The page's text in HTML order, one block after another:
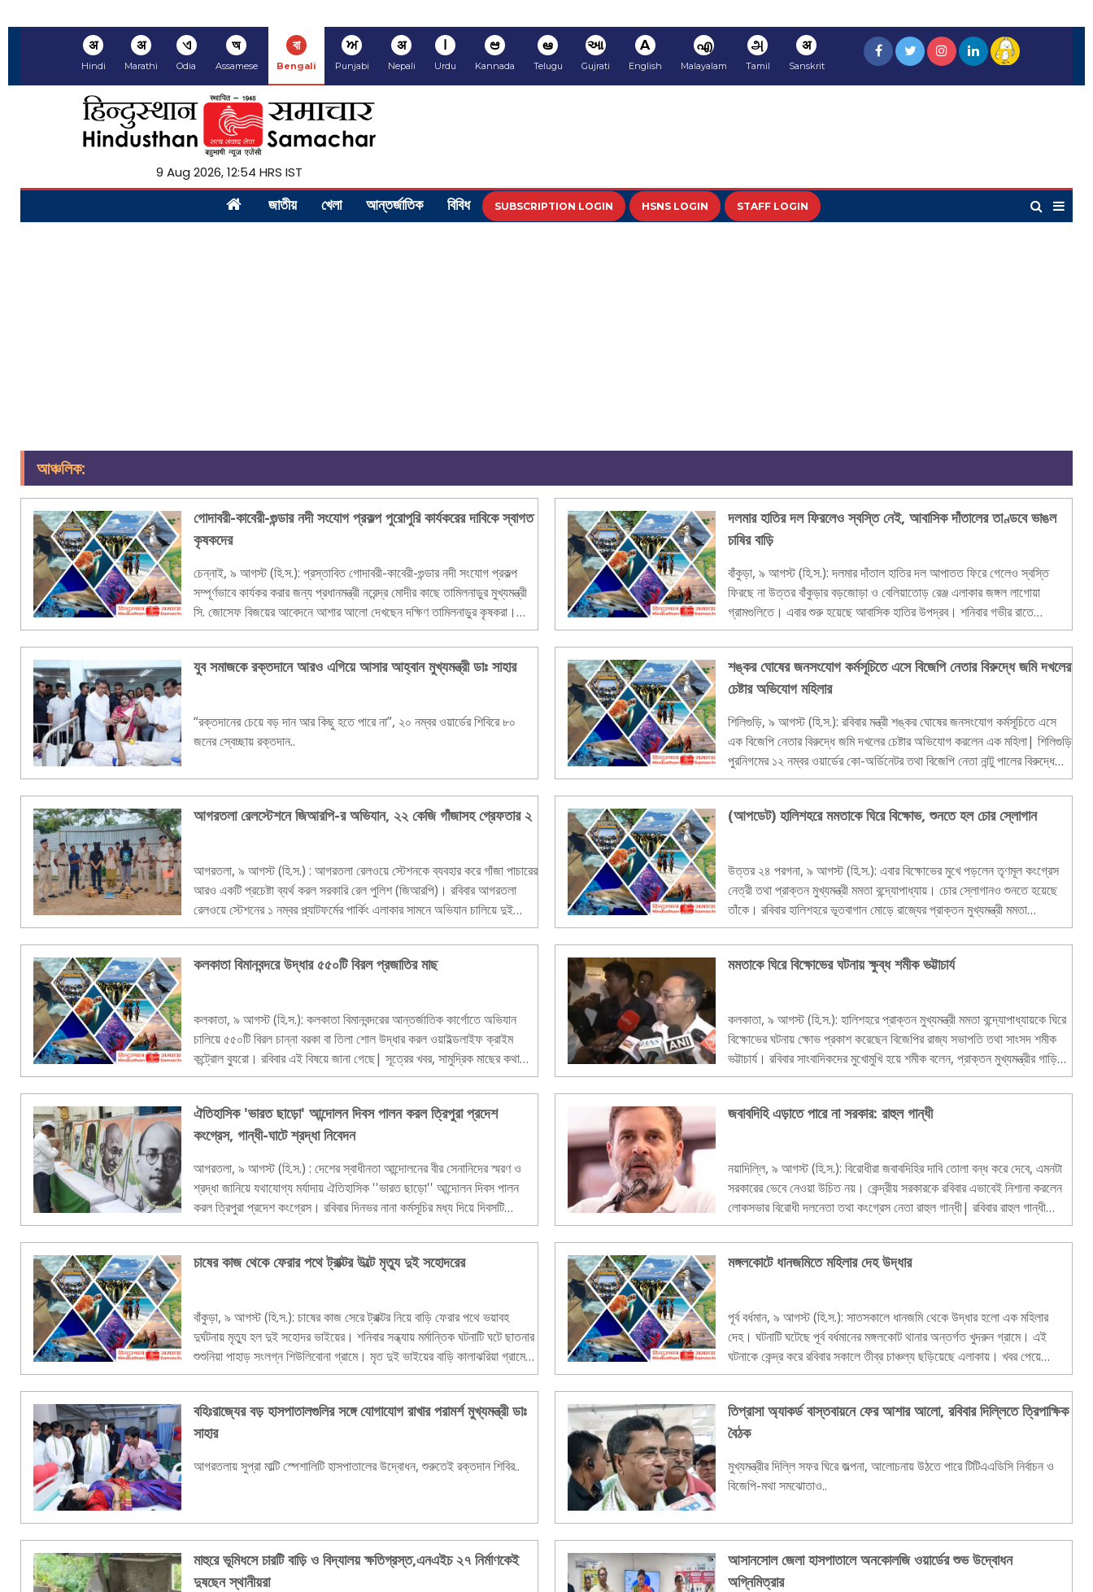
अ
Hindi
अ
Marathi
ଏ
Odia
অ
Assamese
বা
Bengali
ਅ
Punjabi
अ
Nepali
ا
Urdu
ಆ
Kannada
ఆ
Telugu
આ
Gujrati
A
English
എ
Malayalam
அ
Tamil
अ
Sanskrit
9 Aug 2026, 12:54 HRS IST
জাতীয় খেলা আন্তর্জাতিক বিবিধ SUBSCRIPTION LOGIN HSNS LOGIN STAFF LOGIN
আঞ্চলিক:
গোদাবরী-কাবেরী-গুন্ডার নদী সংযোগ প্রকল্প পুরোপুরি কার্যকরের দাবিকে স্বাগত
কৃষকদের
চেন্নাই, ৯ আগস্ট (হি.স.): প্রস্তাবিত গোদাবরী-কাবেরী-গুন্ডার নদী সংযোগ প্রকল্প
সম্পূর্ণভাবে কার্যকর করার জন্য প্রধানমন্ত্রী নরেন্দ্র মোদীর কাছে তামিলনাড়ুর মুখ্যমন্ত্রী
সি. জোসেফ বিজয়ের আবেদনে আশার আলো দেখছেন দক্ষিণ তামিলনাড়ুর কৃষকরা।
দক্ষিণাঞ্চলের..
দলমার হাতির দল ফিরলেও স্বস্তি নেই, আবাসিক দাঁতালের তাণ্ডবে ভাঙল
চাষির বাড়ি
বাঁকুড়া, ৯ আগস্ট (হি.স.): দলমার দাঁতাল হাতির দল আপাতত ফিরে গেলেও স্বস্তি
ফিরছে না উত্তর বাঁকুড়ার বড়জোড়া ও বেলিয়াতোড় রেঞ্জ এলাকার জঙ্গল লাগোয়া
গ্রামগুলিতে। এবার শুরু হয়েছে আবাসিক হাতির উপদ্রব। শনিবার গভীর রাতে
বেলিয়াতোড় রেঞ্জের জঙ্গল লাগোয়া নির..
যুব সমাজকে রক্তদানে আরও এগিয়ে আসার আহ্বান মুখ্যমন্ত্রী ডাঃ সাহার
“রক্তদানের চেয়ে বড় দান আর কিছু হতে পারে না”, ২০ নম্বর ওয়ার্ডের শিবিরে ৮০
জনের স্বেচ্ছায় রক্তদান..
শঙ্কর ঘোষের জনসংযোগ কর্মসূচিতে এসে বিজেপি নেতার বিরুদ্ধে জমি দখলের
চেষ্টার অভিযোগ মহিলার
শিলিগুড়ি, ৯ আগস্ট (হি.স.): রবিবার মন্ত্রী শঙ্কর ঘোষের জনসংযোগ কর্মসূচিতে এসে
এক বিজেপি নেতার বিরুদ্ধে জমি দখলের চেষ্টার অভিযোগ করলেন এক মহিলা| শিলিগুড়ি
পুরনিগমের ১২ নম্বর ওয়ার্ডের কো-অর্ডিনেটর তথা বিজেপি নেতা নান্টু পালের বিরুদ্ধে
জমি দখলের চেষ্..
আগরতলা রেলস্টেশনে জিআরপি-র অভিযান, ২২ কেজি গাঁজাসহ গ্রেফতার ২
আগরতলা, ৯ আগস্ট (হি.স.) : আগরতলা রেলওয়ে স্টেশনকে ব্যবহার করে গাঁজা পাচারের
আরও একটি প্রচেষ্টা ব্যর্থ করল সরকারি রেল পুলিশ (জিআরপি)। রবিবার আগরতলা
রেলওয়ে স্টেশনের ১ নম্বর প্ল্যাটফর্মের পার্কিং এলাকার সামনে অভিযান চালিয়ে দুই
ব্যক্তিকে আটক করে জিআরপি।..
(আপডেট) হালিশহরে মমতাকে ঘিরে বিক্ষোভ, শুনতে হল চোর স্লোগান
উত্তর ২৪ পরগনা, ৯ আগস্ট (হি.স.): এবার বিক্ষোভের মুখে পড়লেন তৃণমূল কংগ্রেস
নেত্রী তথা প্রাক্তন মুখ্যমন্ত্রী মমতা বন্দ্যোপাধ্যায়। চোর স্লোগানও শুনতে হয়েছে
তাঁকে। রবিবার হালিশহরে ভূতবাগান মোড়ে রাজ্যের প্রাক্তন মুখ্যমন্ত্রী মমতা
বন্দ্যোপাধ্যায়ের গাড়ি..
কলকাতা বিমানবন্দরে উদ্ধার ৫৫০টি বিরল প্রজাতির মাছ
কলকাতা, ৯ আগস্ট (হি.স.): কলকাতা বিমানবন্দরের আন্তর্জাতিক কার্গোতে অভিযান
চালিয়ে ৫৫০টি বিরল চান্না বরকা বা তিলা শোল উদ্ধার করল ওয়াইল্ডলাইফ ক্রাইম
কন্ট্রোল ব্যুরো। রবিবার এই বিষয়ে জানা গেছে| সূত্রের খবর, সামুদ্রিক মাছের কথা
বলে কন্টেনারে করে ওই মাছগ..
মমতাকে ঘিরে বিক্ষোভের ঘটনায় ক্ষুব্ধ শমীক ভট্টাচার্য
কলকাতা, ৯ আগস্ট (হি.স.): হালিশহরে প্রাক্তন মুখ্যমন্ত্রী মমতা বন্দ্যোপাধ্যায়কে ঘিরে
বিক্ষোভের ঘটনায় ক্ষোভ প্রকাশ করেছেন বিজেপির রাজ্য সভাপতি তথা সাংসদ শমীক
ভট্টাচার্য। রবিবার সাংবাদিকদের মুখোমুখি হয়ে শমীক বলেন, প্রাক্তন মুখ্যমন্ত্রীর গাড়িতে
কেউ যদি..
ঐতিহাসিক 'ভারত ছাড়ো' আন্দোলন দিবস পালন করল ত্রিপুরা প্রদেশ
কংগ্রেস, গান্ধী-ঘাটে শ্রদ্ধা নিবেদন
আগরতলা, ৯ আগস্ট (হি.স.) : দেশের স্বাধীনতা আন্দোলনের বীর সেনানিদের স্মরণ ও
শ্রদ্ধা জানিয়ে যথাযোগ্য মর্যাদায় ঐতিহাসিক ''ভারত ছাড়ো'' আন্দোলন দিবস পালন
করল ত্রিপুরা প্রদেশ কংগ্রেস। রবিবার দিনভর নানা কর্মসূচির মধ্য দিয়ে দিবসটি
উদযাপন করেন প্রদেশ কংগ..
জবাবদিহি এড়াতে পারে না সরকার: রাহুল গান্ধী
নয়াদিল্লি, ৯ আগস্ট (হি.স.): বিরোধীরা জবাবদিহির দাবি তোলা বন্ধ করে দেবে, এমনটা
সরকারের ভেবে নেওয়া উচিত নয়। কেন্দ্রীয় সরকারকে রবিবার এভাবেই নিশানা করলেন
লোকসভার বিরোধী দলনেতা তথা কংগ্রেস নেতা রাহুল গান্ধী| রবিবার রাহুল গান্ধী
বলেন, প্রয়াগরাজে..
চাষের কাজ থেকে ফেরার পথে ট্রাক্টর উল্টে মৃত্যু দুই সহোদরের
বাঁকুড়া, ৯ আগস্ট (হি.স.): চাষের কাজ সেরে ট্রাক্টর নিয়ে বাড়ি ফেরার পথে ভয়াবহ
দুর্ঘটনায় মৃত্যু হল দুই সহোদর ভাইয়ের। শনিবার সন্ধ্যায় মর্মান্তিক ঘটনাটি ঘটে ছাতনার
শুশুনিয়া পাহাড় সংলগ্ন শিউলিবোনা গ্রামে। মৃত দুই ভাইয়ের বাড়ি কালাঝরিয়া গ্রামে।
মাত্র দু’..
মঙ্গলকোটে ধানজমিতে মহিলার দেহ উদ্ধার
পূর্ব বর্ধমান, ৯ আগস্ট (হি.স.): সাতসকালে ধানজমি থেকে উদ্ধার হলো এক মহিলার
দেহ। ঘটনাটি ঘটেছে পূর্ব বর্ধমানের মঙ্গলকোট থানার অন্তর্গত খুদরুন গ্রামে। এই
ঘটনাকে কেন্দ্র করে রবিবার সকালে তীব্র চাঞ্চল্য ছড়িয়েছে এলাকায়। খবর পেয়ে
তড়িঘড়ি ঘটনাস্থলে পৌঁছয় ম..
বহিঃরাজ্যের বড় হাসপাতালগুলির সঙ্গে যোগাযোগ রাখার পরামর্শ মুখ্যমন্ত্রী ডাঃ
সাহার
আগরতলায় সুপ্রা মাল্টি স্পেশালিটি হাসপাতালের উদ্বোধন, শুরুতেই রক্তদান শিবির..
তিপ্রাসা অ্যাকর্ড বাস্তবায়নে ফের আশার আলো, রবিবার দিল্লিতে ত্রিপাক্ষিক
বৈঠক
মুখ্যমন্ত্রীর দিল্লি সফর ঘিরে জল্পনা, আলোচনায় উঠতে পারে টিটিএএডিসি নির্বাচন ও
বিজেপি-মথা সমঝোতাও..
মাহুরে ভূমিধসে চারটি বাড়ি ও বিদ্যালয় ক্ষতিগ্রস্ত,এনএইচ ২৭ নির্মাণকেই
দুষছেন স্থানীয়রা
আসানসোল জেলা হাসপাতালে অনকোলজি ওয়ার্ডের শুভ উদ্বোধন
অগ্নিমিত্রার